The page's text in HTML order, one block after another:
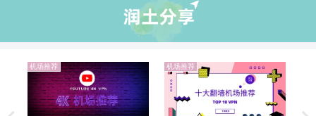
机场推荐 机场推荐